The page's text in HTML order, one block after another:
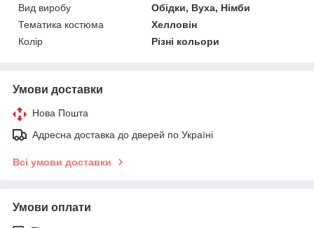
Вид виробу
Обідки, Вуха, Німби
Тематика костюма
Хелловін
Колір
Різні кольори
Умови доставки
Нова Пошта
Адресна доставка до дверей по Україні
Всі умови доставки
Умови оплати